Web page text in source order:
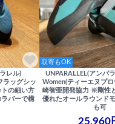
レル)
ラッグシッ
の細い方
バーで構
取寄もOK
UNPARALLEL(アンパ
Women(ティーエヌプ
崎智亜開発協力 ※剛性
優れたオールラウンド
も可
25,960